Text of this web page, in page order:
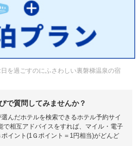
を過ごすのにふさわしい裏磐梯温泉の宿
で質問してみませんか？
んだホテルを検索できるホテル予約サイ
で相互アドバイスをすれば、マイル・電子
イント(1Ｇポイント＝1円相当)がどんど